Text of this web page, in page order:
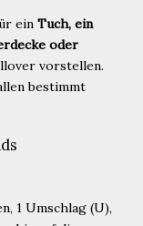
ein Tuch, ein
oder
vorstellen.
bestimmt
1 Umschlag (U),